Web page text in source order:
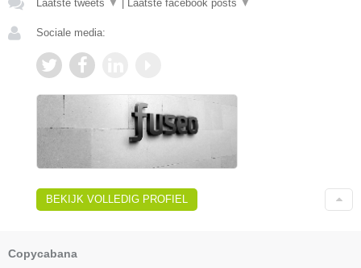
Laatste tweets ▼ | Laatste facebook posts ▼
Sociale media:
BEKIJK VOLLEDIG PROFIEL
Copycabana